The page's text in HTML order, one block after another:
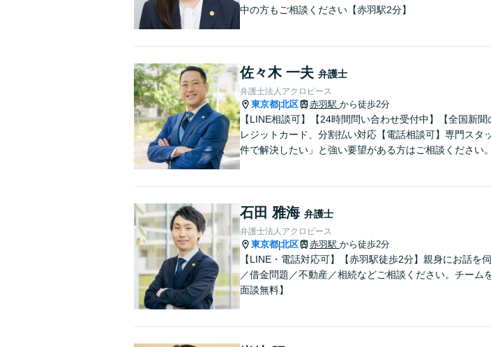
中の方もご相談ください【赤羽駅2分】
佐々木 一夫 弁護士
弁護士法人アクロピース
東京都|北区 赤羽駅 から徒歩2分
【LINE相談可】【24時間問い合わせ受付中】【全国新
レジットカード、分割払い対応【電話相談可】専門ス
件で解決したい」と強い要望がある方はご相談ください。
石田 雅海 弁護士
弁護士法人アクロピース
東京都|北区 赤羽駅 から徒歩2分
【LINE・電話対応可】【赤羽駅徒歩2分】親身にお話
／借金問題／不動産／相続などご相談ください。チー
面談無料】